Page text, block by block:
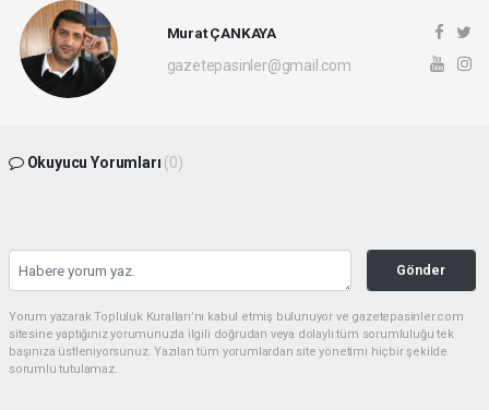
Murat ÇANKAYA
gazetepasinler@gmail.com
Okuyucu Yorumları (0)
Gönder
Yorum yazarak Topluluk Kuralları’nı kabul etmiş bulunuyor ve gazetepasinler.com
sitesine yaptığınız yorumunuzla ilgili doğrudan veya dolaylı tüm sorumluluğu tek
başınıza üstleniyorsunuz. Yazılan tüm yorumlardan site yönetimi hiçbir şekilde
sorumlu tutulamaz.